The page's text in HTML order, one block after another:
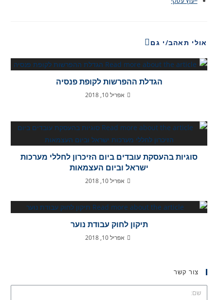
אולי תאהב/י גם
הגדלת ההפרשות לקופת פנסיה
אפריל 10, 2018
סוגיות בהעסקת עובדים ביום הזיכרון לחללי מערכות
ישראל וביום העצמאות
אפריל 10, 2018
תיקון לחוק עבודת נוער
אפריל 10, 2018
צור קשר